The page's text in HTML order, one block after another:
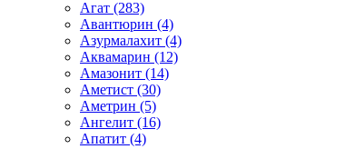
Агат (283)
Авантюрин (4)
Азурмалахит (4)
Аквамарин (12)
Амазонит (14)
Аметист (30)
Аметрин (5)
Ангелит (16)
Апатит (4)